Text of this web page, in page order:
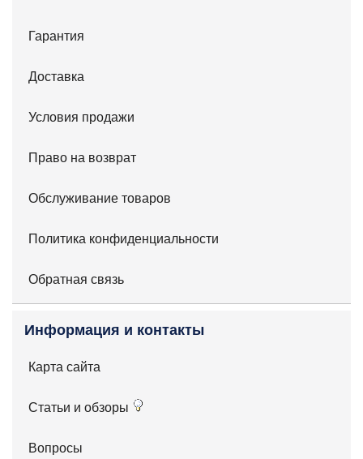
Гарантия
Доставка
Условия продажи
Право на возврат
Обслуживание товаров
Политика конфиденциальности
Обратная связь
Информация и контакты
Карта сайта
Статьи и обзоры
Вопросы